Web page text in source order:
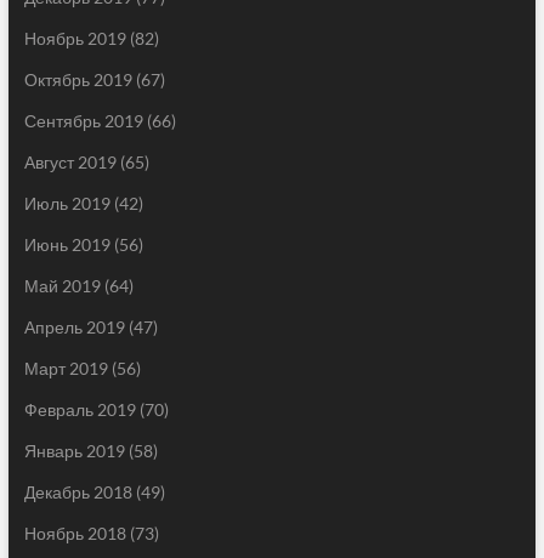
Ноябрь 2019(82)
Октябрь 2019(67)
Сентябрь 2019(66)
Август 2019(65)
Июль 2019(42)
Июнь 2019(56)
Май 2019(64)
Апрель 2019(47)
Март 2019(56)
Февраль 2019(70)
Январь 2019(58)
Декабрь 2018(49)
Ноябрь 2018(73)